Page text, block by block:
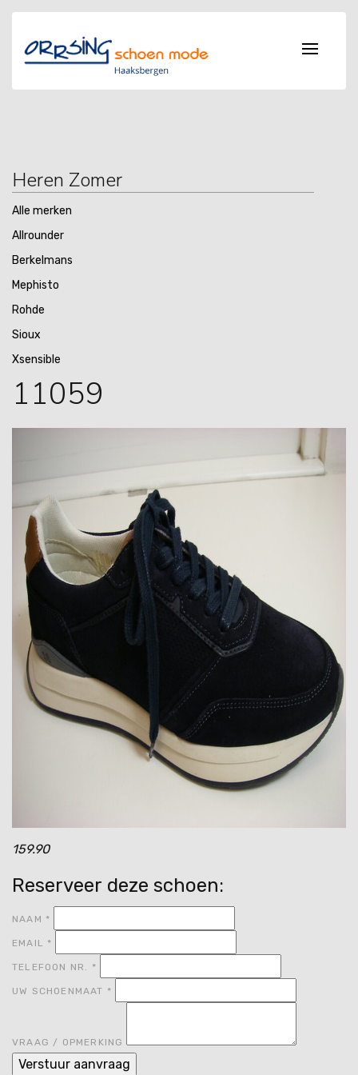
Heren Zomer
Alle merken
Allrounder
Berkelmans
Mephisto
Rohde
Sioux
Xsensible
11059
159.90
Reserveer deze schoen:
NAAM *
EMAIL *
TELEFOON NR. *
UW SCHOENMAAT *
VRAAG / OPMERKING